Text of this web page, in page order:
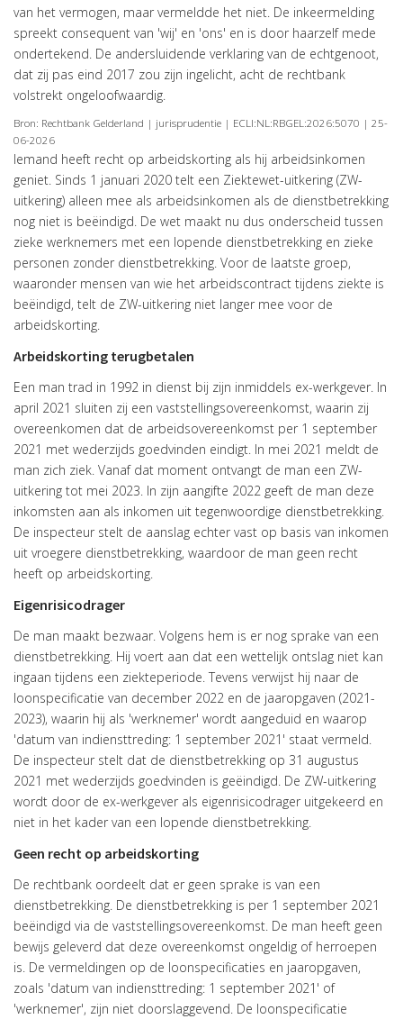
van het vermogen, maar vermeldde het niet. De inkeermelding
spreekt consequent van 'wij' en 'ons' en is door haarzelf mede
ondertekend. De andersluidende verklaring van de echtgenoot,
dat zij pas eind 2017 zou zijn ingelicht, acht de rechtbank
volstrekt ongeloofwaardig.
Bron: Rechtbank Gelderland | jurisprudentie | ECLI:NL:RBGEL:2026:5070 | 25-
06-2026
Iemand heeft recht op arbeidskorting als hij arbeidsinkomen
geniet. Sinds 1 januari 2020 telt een Ziektewet-uitkering (ZW-
uitkering) alleen mee als arbeidsinkomen als de dienstbetrekking
nog niet is beëindigd. De wet maakt nu dus onderscheid tussen
zieke werknemers met een lopende dienstbetrekking en zieke
personen zonder dienstbetrekking. Voor de laatste groep,
waaronder mensen van wie het arbeidscontract tijdens ziekte is
beëindigd, telt de ZW-uitkering niet langer mee voor de
arbeidskorting.
Arbeidskorting terugbetalen
Een man trad in 1992 in dienst bij zijn inmiddels ex-werkgever. In
april 2021 sluiten zij een vaststellingsovereenkomst, waarin zij
overeenkomen dat de arbeidsovereenkomst per 1 september
2021 met wederzijds goedvinden eindigt. In mei 2021 meldt de
man zich ziek. Vanaf dat moment ontvangt de man een ZW-
uitkering tot mei 2023. In zijn aangifte 2022 geeft de man deze
inkomsten aan als inkomen uit tegenwoordige dienstbetrekking.
De inspecteur stelt de aanslag echter vast op basis van inkomen
uit vroegere dienstbetrekking, waardoor de man geen recht
heeft op arbeidskorting.
Eigenrisicodrager
De man maakt bezwaar. Volgens hem is er nog sprake van een
dienstbetrekking. Hij voert aan dat een wettelijk ontslag niet kan
ingaan tijdens een ziekteperiode. Tevens verwijst hij naar de
loonspecificatie van december 2022 en de jaaropgaven (2021-
2023), waarin hij als 'werknemer' wordt aangeduid en waarop
'datum van indiensttreding: 1 september 2021' staat vermeld.
De inspecteur stelt dat de dienstbetrekking op 31 augustus
2021 met wederzijds goedvinden is geëindigd. De ZW-uitkering
wordt door de ex-werkgever als eigenrisicodrager uitgekeerd en
niet in het kader van een lopende dienstbetrekking.
Geen recht op arbeidskorting
De rechtbank oordeelt dat er geen sprake is van een
dienstbetrekking. De dienstbetrekking is per 1 september 2021
beëindigd via de vaststellingsovereenkomst. De man heeft geen
bewijs geleverd dat deze overeenkomst ongeldig of herroepen
is. De vermeldingen op de loonspecificaties en jaaropgaven,
zoals 'datum van indiensttreding: 1 september 2021' of
'werknemer', zijn niet doorslaggevend. De loonspecificatie